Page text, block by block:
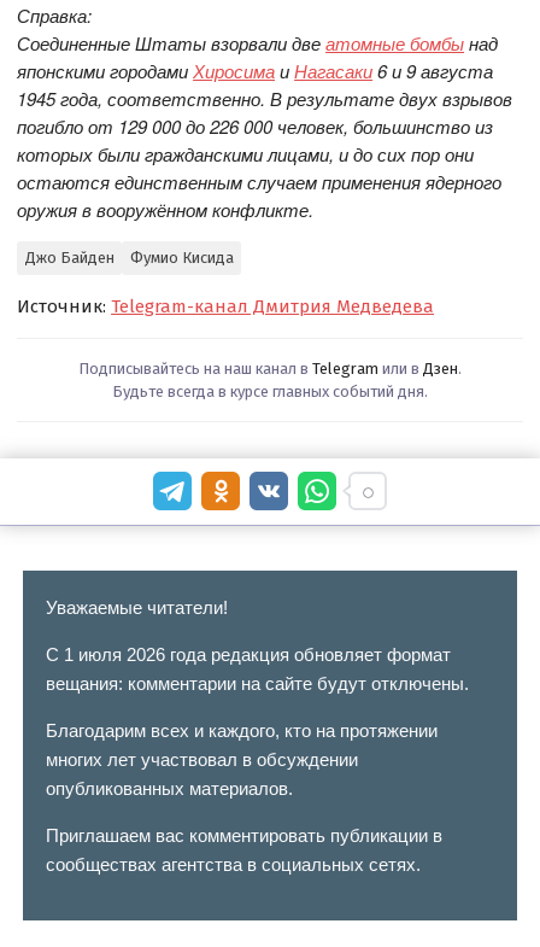
Справка:
Соединенные Штаты взорвали двеатомные бомбынад
японскими городами ХиросимаиНагасаки6 и 9 августа
1945 года, соответственно. В результате двух взрывов
погибло от 129 000 до 226 000 человек, большинство из
которых были гражданскими лицами, и до сих пор они
остаются единственным случаем применения ядерного
оружия в вооружённом конфликте.
Джо Байден Фумио Кисида
Источник:Telegram-канал Дмитрия Медведева
Подписывайтесь на наш канал в Telegram или в Дзен.
Будьте всегда в курсе главных событий дня.
Уважаемые читатели!
С 1 июля 2026 года редакция обновляет формат
вещания: комментарии на сайте будут отключены.
Благодарим всех и каждого, кто на протяжении
многих лет участвовал в обсуждении
опубликованных материалов.
Приглашаем вас комментировать публикации в
сообществах агентства в социальных сетях.